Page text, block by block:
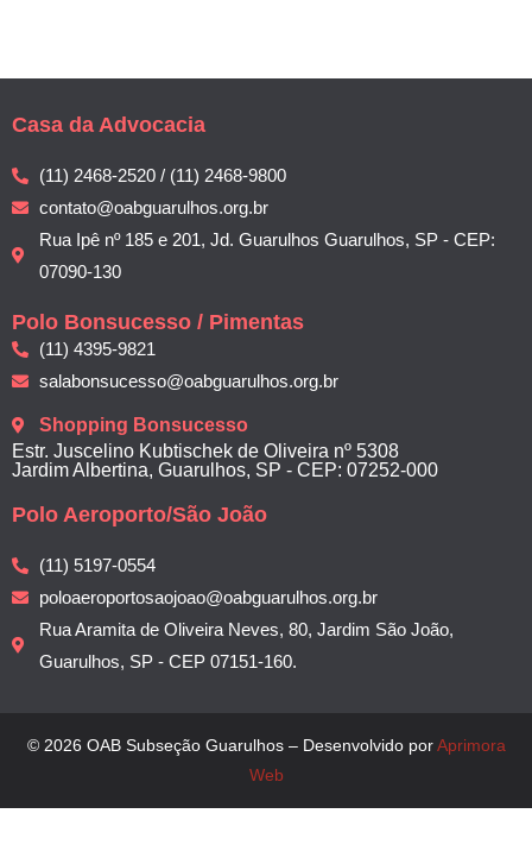
Casa da Advocacia
(11) 2468-2520 / (11) 2468-9800
contato@oabguarulhos.org.br
Rua Ipê nº 185 e 201, Jd. Guarulhos Guarulhos, SP - CEP:
07090-130
Polo Bonsucesso / Pimentas
(11) 4395-9821
salabonsucesso@oabguarulhos.org.br
Shopping Bonsucesso
Estr. Juscelino Kubtischek de Oliveira nº 5308
Jardim Albertina, Guarulhos, SP - CEP: 07252-000
Polo Aeroporto/São João
(11) 5197-0554
poloaeroportosaojoao@oabguarulhos.org.br
Rua Aramita de Oliveira Neves, 80, Jardim São João,
Guarulhos, SP - CEP 07151-160.
© 2026 OAB Subseção Guarulhos – Desenvolvido porAprimora
Web